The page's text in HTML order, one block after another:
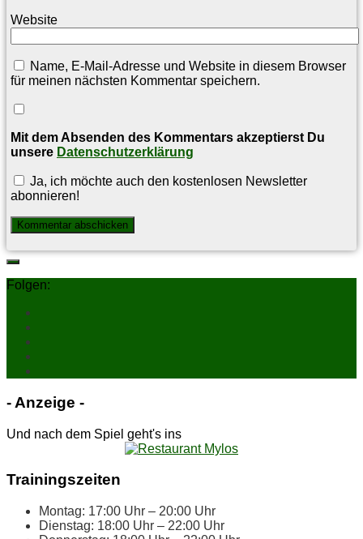
Website
Name, E-Mail-Adresse und Website in diesem Browser
für meinen nächsten Kommentar speichern.
Mit dem Absenden des Kommentars akzeptierst Du
unsere Datenschutzerklärung
Ja, ich möchte auch den kostenlosen Newsletter
abonnieren!
Folgen:
- An­zei­ge -
Und nach dem Spiel geht's ins
Trai­nings­zei­ten
Mon­tag: 17:00 Uhr – 20:00 Uhr
Diens­tag: 18:00 Uhr – 22:00 Uhr